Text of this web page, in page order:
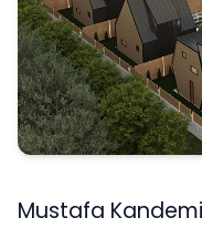
Mustafa